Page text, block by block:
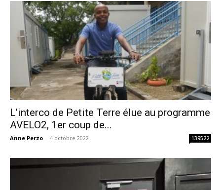
L’interco de Petite Terre élue au programme
AVELO2, 1er coup de...
Anne Perzo - 4 octobre 2022 139522